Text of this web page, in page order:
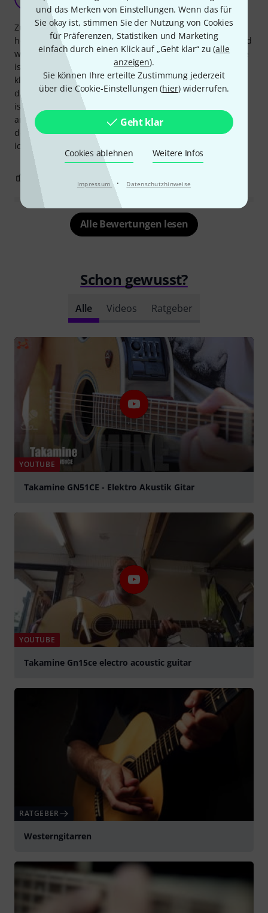
und das Merken von Einstellungen. Wenn das für
Sie okay ist, stimmen Sie der Nutzung von Cookies
für Präferenzen, Statistiken und Marketing
einfach durch einen Klick auf „Geht klar“ zu (alle
anzeigen).
Sie können Ihre erteilte Zustimmung jederzeit
über die Cookie-Einstellungen (hier) widerrufen.
Geht klar
Cookies ablehnen Weitere Infos
Impressum · Datenschutzhinweise
Krist0f 10.04.2021
Zunächst einmal vielen Dank an Thomann für die
hervorragende Qualität und die schnelle Lieferung; Sie sind
wirklich professionell. Die Gitarre ist erstklassig, ihre Größe
ist perfekt für meine Tochter – leicht und etwas weniger
klobig als eine Dreadnought. Die Saitenstärke ist etwas
dünn, was das Spielen erleichtert und ideal für Anfänger
ist, allerdings auf Kosten des Basses. Sobald sie aber
angeschlossen ist, gibt es nichts zu beanstanden; es ist
definitiv eine Takamine. Meine Tochter ist begeistert, und
ich bin es auch.
BEWERTUNG MELDEN
Alle Bewertungen lesen
Schon gewusst?
Alle Videos Ratgeber
YOUTUBE
Takamine GN51CE - Elektro Akustik Gitar
YOUTUBE
Takamine Gn15ce electro acoustic guitar
RATGEBER
Westerngitarren